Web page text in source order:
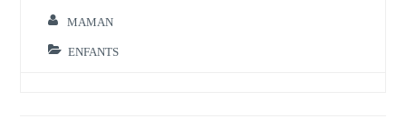
MAMAN
ENFANTS